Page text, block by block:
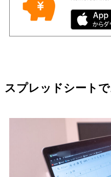
スプレッドシート